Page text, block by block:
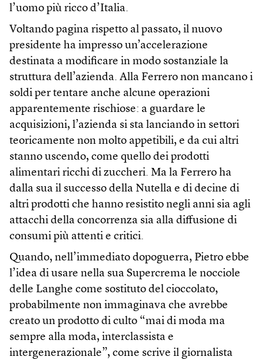
l’uomo più ricco d’Italia.
Voltando pagina rispetto al passato, il nuovo
presidente ha impresso un’accelerazione
destinata a modificare in modo sostanziale la
struttura dell’azienda. Alla Ferrero non mancano i
soldi per tentare anche alcune operazioni
apparentemente rischiose: a guardare le
acquisizioni, l’azienda si sta lanciando in settori
teoricamente non molto appetibili, e da cui altri
stanno uscendo, come quello dei prodotti
alimentari ricchi di zuccheri. Ma la Ferrero ha
dalla sua il successo della Nutella e di decine di
altri prodotti che hanno resistito negli anni sia agli
attacchi della concorrenza sia alla diffusione di
consumi più attenti e critici.
Quando, nell’immediato dopoguerra, Pietro ebbe
l’idea di usare nella sua Supercrema le nocciole
delle Langhe come sostituto del cioccolato,
probabilmente non immaginava che avrebbe
creato un prodotto di culto “mai di moda ma
sempre alla moda, interclassista e
intergenerazionale”, come scrive il giornalista